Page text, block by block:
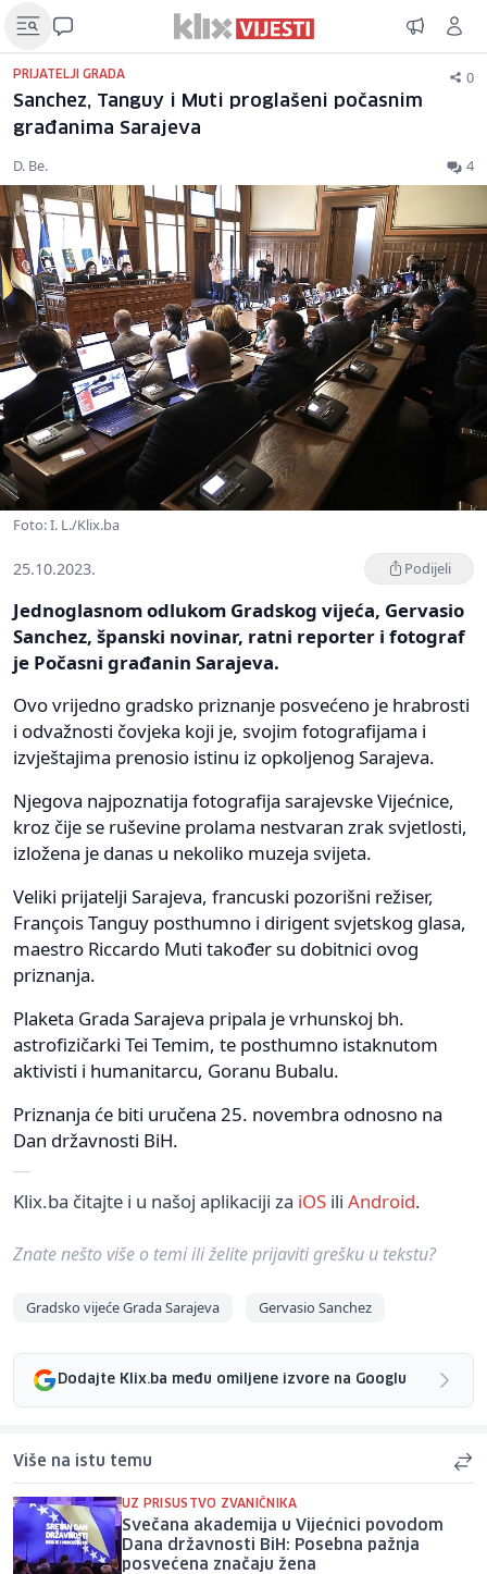
PRIJATELJI GRADA 0
Sanchez, Tanguy i Muti proglašeni počasnim
građanima Sarajeva
D. Be. 4
Foto: I. L./Klix.ba
25.10.2023. Podijeli
Jednoglasnom odlukom Gradskog vijeća, Gervasio
Sanchez, španski novinar, ratni reporter i fotograf
je Počasni građanin Sarajeva.
Ovo vrijedno gradsko priznanje posvećeno je hrabrosti
i odvažnosti čovjeka koji je, svojim fotografijama i
izvještajima prenosio istinu iz opkoljenog Sarajeva.
Njegova najpoznatija fotografija sarajevske Vijećnice,
kroz čije se ruševine prolama nestvaran zrak svjetlosti,
izložena je danas u nekoliko muzeja svijeta.
Veliki prijatelji Sarajeva, francuski pozorišni režiser,
François Tanguy posthumno i dirigent svjetskog glasa,
maestro Riccardo Muti također su dobitnici ovog
priznanja.
Plaketa Grada Sarajeva pripala je vrhunskoj bh.
astrofizičarki Tei Temim, te posthumno istaknutom
aktivisti i humanitarcu, Goranu Bubalu.
Priznanja će biti uručena 25. novembra odnosno na
Dan državnosti BiH.
Klix.ba čitajte i u našoj aplikaciji za iOS ili Android.
Znate nešto više o temi ili želite prijaviti grešku u tekstu?
Gradsko vijeće Grada Sarajeva Gervasio Sanchez
Dodajte Klix.ba među omiljene izvore na Googlu
Više na istu temu
UZ PRISUSTVO ZVANIČNIKA
Svečana akademija u Vijećnici povodom
Dana državnosti BiH: Posebna pažnja
posvećena značaju žena